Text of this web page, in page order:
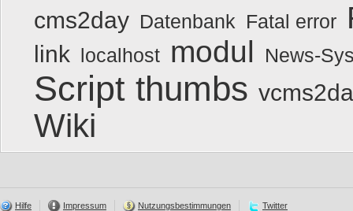
cms2day Datenbank Fatal error
link localhost modul News-
Script thumbs
Wiki
Hilfe Impressum Nutzungsbestimmungen Twitter